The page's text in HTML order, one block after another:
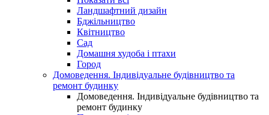
Ландшафтний дизайн
Бджільництво
Квітництво
Сад
Домашня худоба і птахи
Город
Домоведення. Індивідуальне будівництво та
ремонт будинку
Домоведення. Індивідуальне будівництво та
ремонт будинку